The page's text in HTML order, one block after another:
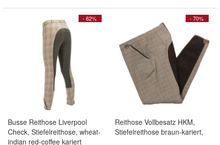
- 62%
Busse Reithose Liverpool
Check, Stiefelreithose, wheat-
indian red-coffee kariert
- 70%
Reithose Vollbesatz HKM,
Stiefelreithose braun-kariert,